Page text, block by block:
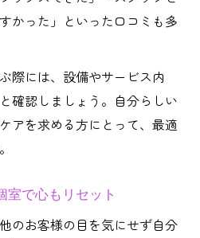
かった」といった口コミも多
際には、設備やサービス内
確認しましょう。自分らしい
アを求める方にとって、最適
室で心もリセット
のお客様の目を気にせず自分